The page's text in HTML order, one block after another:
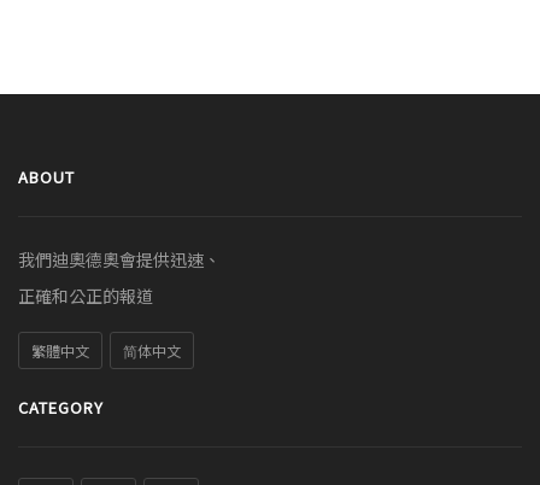
ABOUT
我們迪奧德奧會提供迅速、
正確和公正的報道
繁體中文 简体中文
CATEGORY